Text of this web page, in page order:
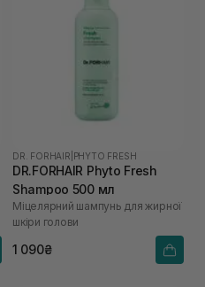
DR. FORHAIR PHYTO FRESH
DR.FORHAIR Phyto Fresh
Shampoo 500 мл
Міцелярний шампунь для жирної
шкіри голови
1 090₴